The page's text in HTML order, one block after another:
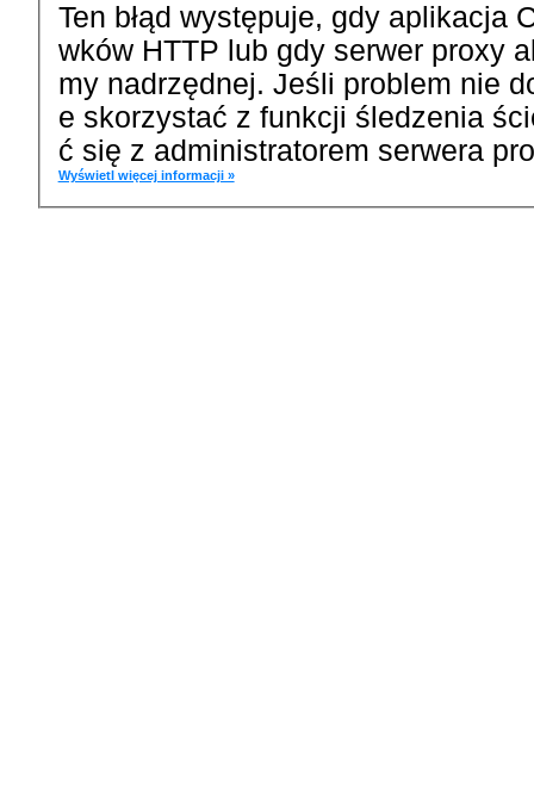
Ten błąd występuje, gdy aplikacja
wków HTTP lub gdy serwer proxy
my nadrzędnej. Jeśli problem nie
e skorzystać z funkcji śledzenia
ć się z administratorem serwera
Wyświetl więcej informacji »